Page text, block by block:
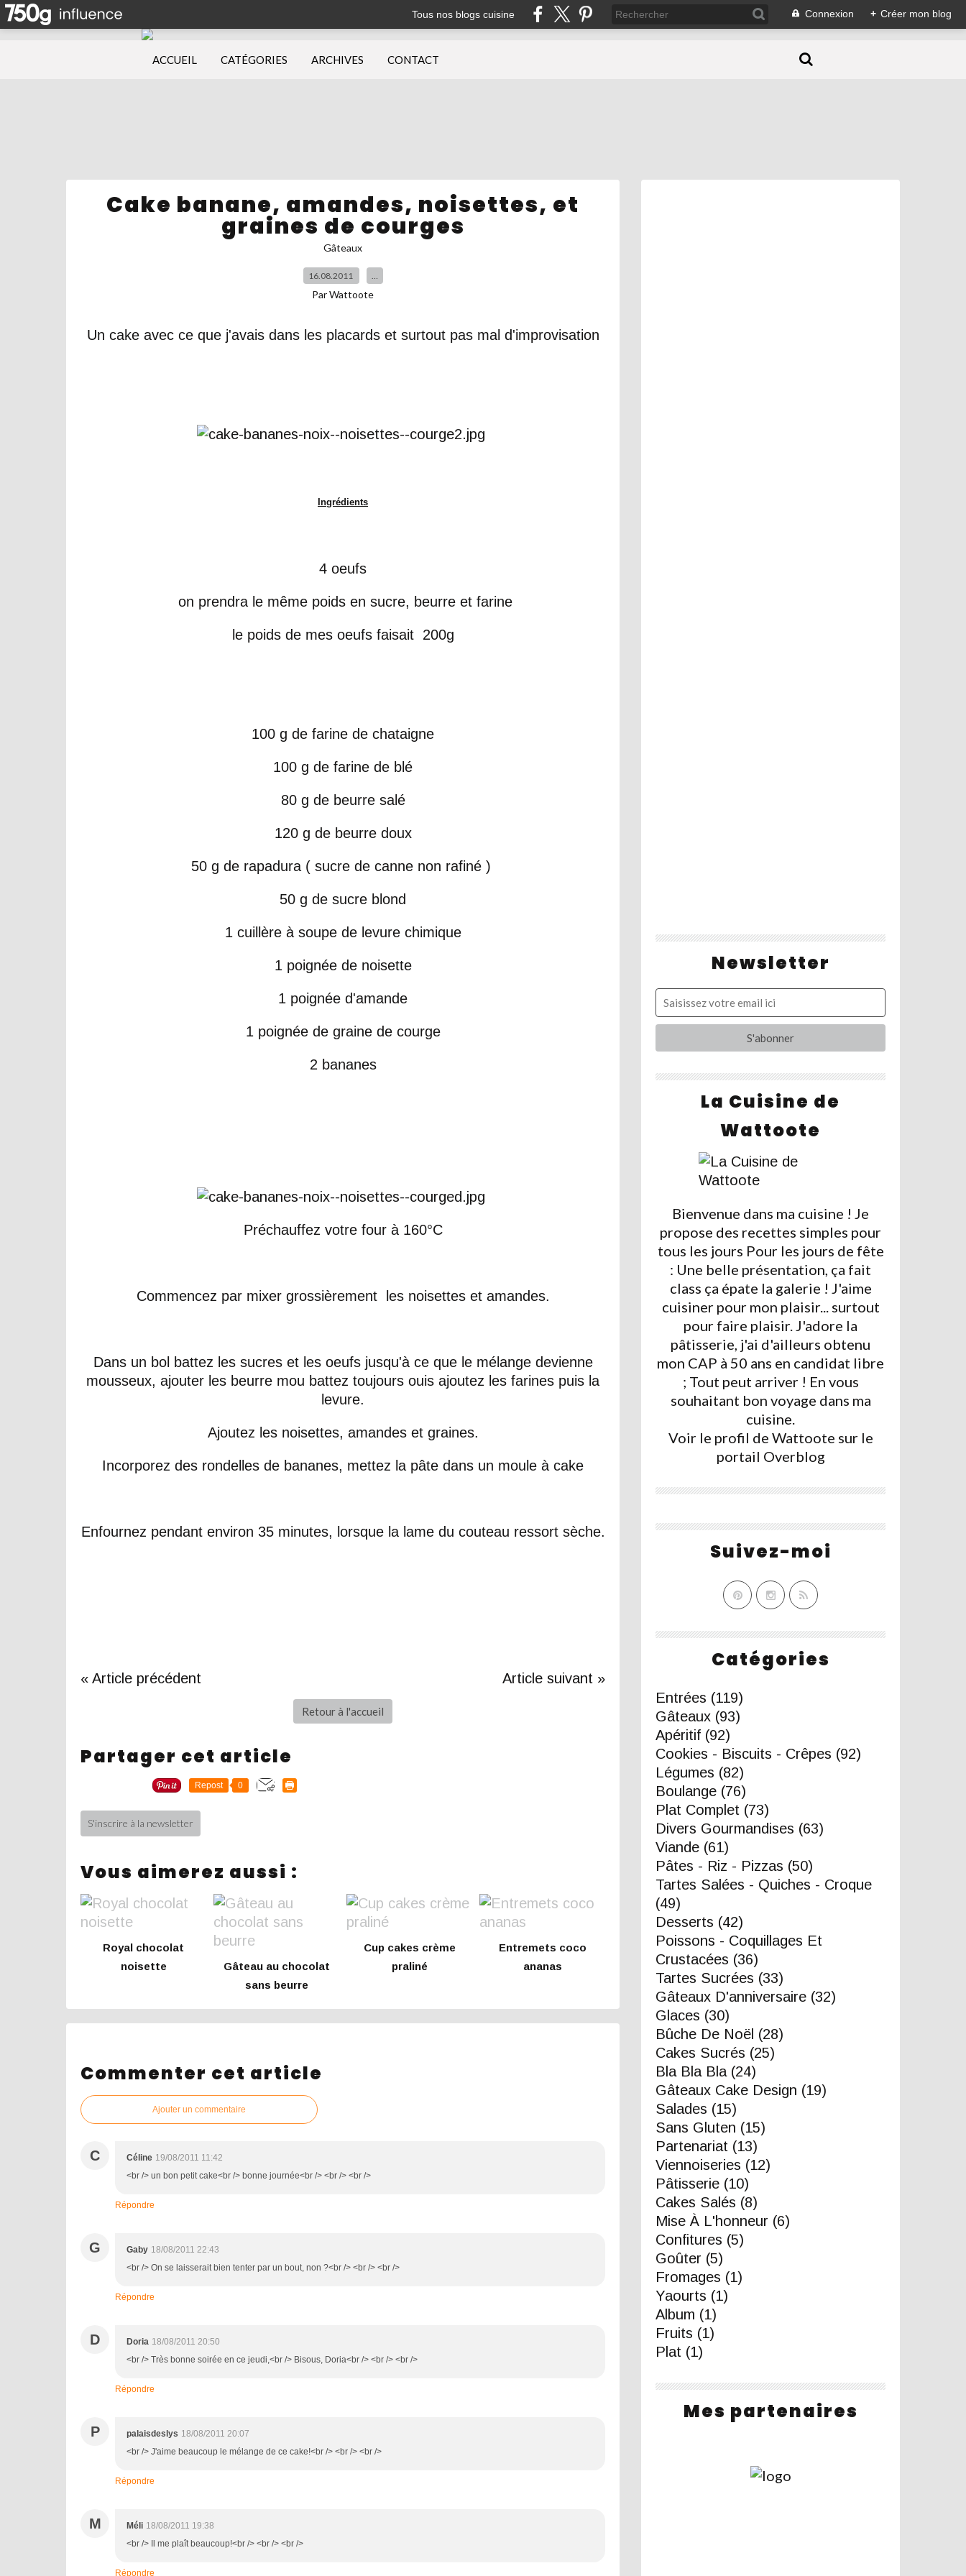
Tous nos blogs cuisine Connexion + Créer mon blog
ACCUEIL CATÉGORIES ARCHIVES CONTACT
Cake banane, amandes, noisettes, et
graines de courges
Gâteaux
16.08.2011 …
Par Wattoote
Un cake avec ce que j'avais dans les placards et surtout pas mal d'improvisation
Ingrédients
4 oeufs
on prendra le même poids en sucre, beurre et farine
le poids de mes oeufs faisait 200g
100 g de farine de chataigne
100 g de farine de blé
80 g de beurre salé
120 g de beurre doux
50 g de rapadura ( sucre de canne non rafiné )
50 g de sucre blond
1 cuillère à soupe de levure chimique
1 poignée de noisette
1 poignée d'amande
1 poignée de graine de courge
2 bananes
Préchauffez votre four à 160°C
Commencez par mixer grossièrement les noisettes et amandes.
Dans un bol battez les sucres et les oeufs jusqu'à ce que le mélange devienne
mousseux, ajouter les beurre mou battez toujours ouis ajoutez les farines puis la
levure.
Ajoutez les noisettes, amandes et graines.
Incorporez des rondelles de bananes, mettez la pâte dans un moule à cake
Enfournez pendant environ 35 minutes, lorsque la lame du couteau ressort sèche.
« Article précédent Article suivant »
Retour à l'accueil
Partager cet article
Repost 0
S'inscrire à la newsletter
Vous aimerez aussi :
Royal chocolat
noisette
Gâteau au chocolat
sans beurre
Cup cakes crème
praliné
Entremets coco
ananas
Commenter cet article
Ajouter un commentaire
C Céline 19/08/2011 11:42
<br /> un bon petit cake<br /> bonne journée<br /> <br /> <br />
Répondre
G Gaby 18/08/2011 22:43
<br /> On se laisserait bien tenter par un bout, non ?<br /> <br /> <br />
Répondre
D Doria 18/08/2011 20:50
<br /> Très bonne soirée en ce jeudi,<br /> Bisous, Doria<br /> <br /> <br />
Répondre
P palaisdeslys 18/08/2011 20:07
<br /> J'aime beaucoup le mélange de ce cake!<br /> <br /> <br />
Répondre
M Méli 18/08/2011 19:38
<br /> Il me plaît beaucoup!<br /> <br /> <br />
Répondre
Newsletter
Catégories
Entrées (119)
Gâteaux (93)
Apéritif (92)
Cookies - Biscuits - Crêpes (92)
Légumes (82)
Boulange (76)
Plat Complet (73)
Divers Gourmandises (63)
Viande (61)
Pâtes - Riz - Pizzas (50)
Tartes Salées - Quiches - Croque
(49)
Desserts (42)
Poissons - Coquillages Et
Crustacées (36)
Tartes Sucrées (33)
Gâteaux D'anniversaire (32)
Glaces (30)
Bûche De Noël (28)
Cakes Sucrés (25)
Bla Bla Bla(24)
Gâteaux Cake Design (19)
Salades (15)
Sans Gluten (15)
Partenariat (13)
Viennoiseries (12)
Pâtisserie (10)
Cakes Salés (8)
Mise À L'honneur (6)
Confitures (5)
Goûter (5)
Fromages (1)
Yaourts (1)
Album (1)
Fruits (1)
Plat (1)
La Cuisine de
Wattoote
Bienvenue dans ma cuisine ! Je
propose des recettes simples pour
tous les jours Pour les jours de fête
: Une belle présentation, ça fait
class ça épate la galerie ! J'aime
cuisiner pour mon plaisir... surtout
pour faire plaisir. J'adore la
pâtisserie, j'ai d'ailleurs obtenu
mon CAP à 50 ans en candidat libre
; Tout peut arriver ! En vous
souhaitant bon voyage dans ma
cuisine.
Voir le profil de Wattoote sur le
portail Overblog
Suivez-moi
Mes partenaires